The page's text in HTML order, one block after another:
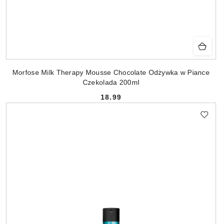
Morfose Milk Therapy Mousse Chocolate Odżywka w Piance
Czekolada 200ml
Cena:
18.99